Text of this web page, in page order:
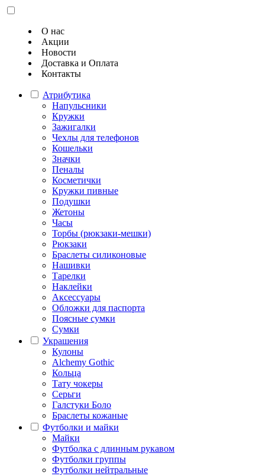
О нас
Акции
Новости
Доставка и Оплата
Контакты
Атрибутика
Напульсники
Кружки
Зажигалки
Чехлы для телефонов
Кошельки
Значки
Пеналы
Косметички
Кружки пивные
Подушки
Жетоны
Часы
Торбы (рюкзаки-мешки)
Рюкзаки
Браслеты силиконовые
Нашивки
Тарелки
Наклейки
Аксессуары
Обложки для паспорта
Поясные сумки
Сумки
Украшения
Кулоны
Alchemy Gothic
Кольца
Тату чокеры
Серьги
Галстуки Боло
Браслеты кожаные
Футболки и майки
Майки
Футболка с длинным рукавом
Футболки группы
Футболки нейтральные